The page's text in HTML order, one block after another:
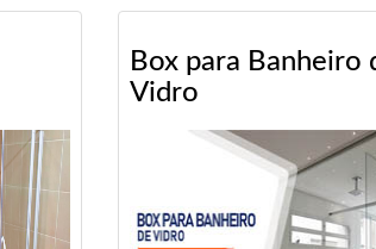
Box para Banheiro
Vidro